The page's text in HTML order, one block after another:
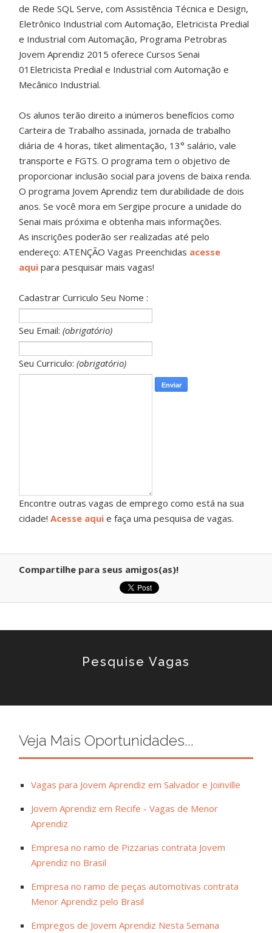
de Rede SQL Serve, com Assistência Técnica e Design,
Eletrônico Industrial com Automação, Eletricista Predial
e Industrial com Automação, Programa Petrobras
Jovem Aprendiz 2015 oferece Cursos Senai
01Eletricista Predial e Industrial com Automação e
Mecânico Industrial.
Os alunos terão direito a inúmeros benefícios como
Carteira de Trabalho assinada, jornada de trabalho
diária de 4 horas, tiket alimentação, 13° salário, vale
transporte e FGTS. O programa tem o objetivo de
proporcionar inclusão social para jovens de baixa renda.
O programa Jovem Aprendiz tem durabilidade de dois
anos. Se você mora em Sergipe procure a unidade do
Senai mais próxima e obtenha mais informações.
As inscrições poderão ser realizadas até pelo
endereço: ATENÇÃO Vagas Preenchidas acesse
aqui para pesquisar mais vagas!
Cadastrar Curriculo Seu Nome :
Seu Email:(obrigatório)
Seu Curriculo:(obrigatório)
Encontre outras vagas de emprego como está na sua
cidade!Acesse aqui e faça uma pesquisa de vagas.
Compartilhe para seus amigos(as)!
Pesquise Vagas
Veja Mais Oportunidades...
Vagas para Jovem Aprendiz em Salvador e Joinville
Jovem Aprendiz em Recife - Vagas de Menor
Aprendiz
Empresa no ramo de Pizzarias contrata Jovem
Aprendiz no Brasil
Empresa no ramo de peças automotivas contrata
Menor Aprendiz pelo Brasil
Empregos de Jovem Aprendiz Nesta Semana